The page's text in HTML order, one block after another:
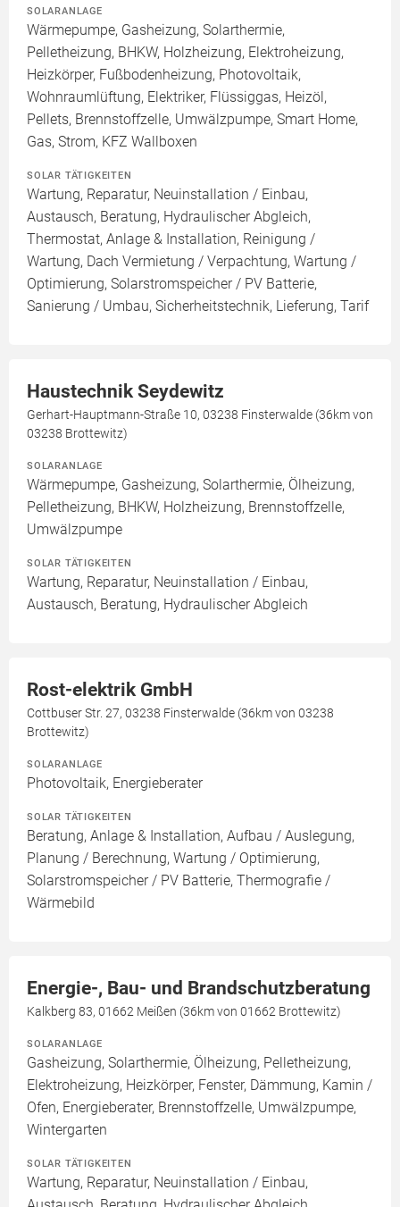
SOLARANLAGE
Wärmepumpe, Gasheizung, Solarthermie,
Pelletheizung, BHKW, Holzheizung, Elektroheizung,
Heizkörper, Fußbodenheizung, Photovoltaik,
Wohnraumlüftung, Elektriker, Flüssiggas, Heizöl,
Pellets, Brennstoffzelle, Umwälzpumpe, Smart Home,
Gas, Strom, KFZ Wallboxen
SOLAR TÄTIGKEITEN
Wartung, Reparatur, Neuinstallation / Einbau,
Austausch, Beratung, Hydraulischer Abgleich,
Thermostat, Anlage & Installation, Reinigung /
Wartung, Dach Vermietung / Verpachtung, Wartung /
Optimierung, Solarstromspeicher / PV Batterie,
Sanierung / Umbau, Sicherheitstechnik, Lieferung, Tarif
Haustechnik Seydewitz
Gerhart-Hauptmann-Straße 10, 03238 Finsterwalde (36km von
03238 Brottewitz)
SOLARANLAGE
Wärmepumpe, Gasheizung, Solarthermie, Ölheizung,
Pelletheizung, BHKW, Holzheizung, Brennstoffzelle,
Umwälzpumpe
SOLAR TÄTIGKEITEN
Wartung, Reparatur, Neuinstallation / Einbau,
Austausch, Beratung, Hydraulischer Abgleich
Rost-elektrik GmbH
Cottbuser Str. 27, 03238 Finsterwalde (36km von 03238
Brottewitz)
SOLARANLAGE
Photovoltaik, Energieberater
SOLAR TÄTIGKEITEN
Beratung, Anlage & Installation, Aufbau / Auslegung,
Planung / Berechnung, Wartung / Optimierung,
Solarstromspeicher / PV Batterie, Thermografie /
Wärmebild
Energie-, Bau- und Brandschutzberatung
Kalkberg 83, 01662 Meißen (36km von 01662 Brottewitz)
SOLARANLAGE
Gasheizung, Solarthermie, Ölheizung, Pelletheizung,
Elektroheizung, Heizkörper, Fenster, Dämmung, Kamin /
Ofen, Energieberater, Brennstoffzelle, Umwälzpumpe,
Wintergarten
SOLAR TÄTIGKEITEN
Wartung, Reparatur, Neuinstallation / Einbau,